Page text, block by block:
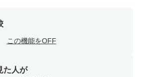
この機能をOFF
た人が